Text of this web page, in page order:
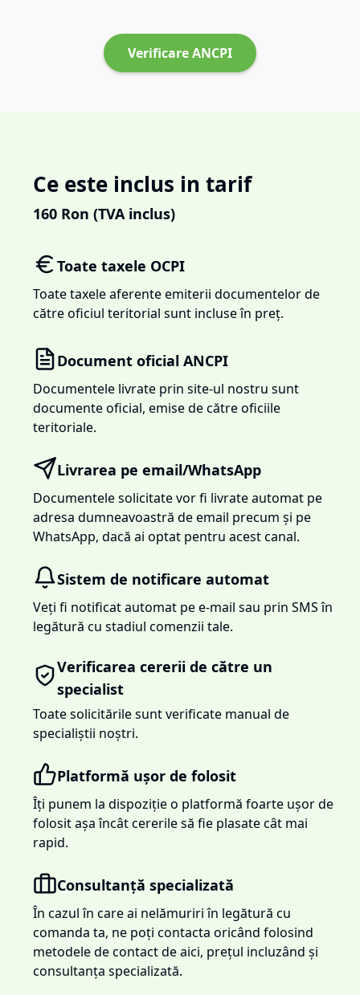
Verificare ANCPI
Ce este inclus in tarif
160 Ron (TVA inclus)
Toate taxele OCPI
Toate taxele aferente emiterii documentelor de
către oficiul teritorial sunt incluse în preț.
Document oficial ANCPI
Documentele livrate prin site-ul nostru sunt
documente oficial, emise de către oficiile
teritoriale.
Livrarea pe email/WhatsApp
Documentele solicitate vor fi livrate automat pe
adresa dumneavoastră de email precum și pe
WhatsApp, dacă ai optat pentru acest canal.
Sistem de notificare automat
Veți fi notificat automat pe e-mail sau prin SMS în
legătură cu stadiul comenzii tale.
Verificarea cererii de către un
specialist
Toate solicitările sunt verificate manual de
specialiștii noștri.
Platformă ușor de folosit
Îți punem la dispoziție o platformă foarte ușor de
folosit așa încât cererile să fie plasate cât mai
rapid.
Consultanță specializată
În cazul în care ai nelămuriri în legătură cu
comanda ta, ne poți contacta oricând folosind
metodele de contact de aici, prețul incluzând și
consultanța specializată.